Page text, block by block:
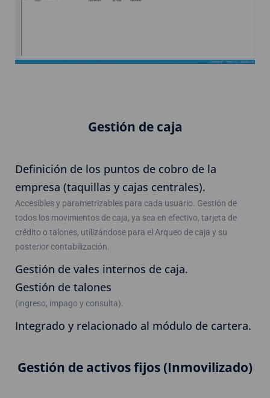
Gestión de caja
Definición de los puntos de cobro de la
empresa (taquillas y cajas centrales).
Accesibles y parametrizables para cada usuario. Gestión de
todos los movimientos de caja, ya sea en efectivo, tarjeta de
crédito o talones, utilizándose para el Arqueo de caja y su
posterior contabilización.
Gestión de vales internos de caja.
Gestión de talones
(ingreso, impago y consulta).
Integrado y relacionado al módulo de cartera.
Gestión de activos fijos (Inmovilizado)